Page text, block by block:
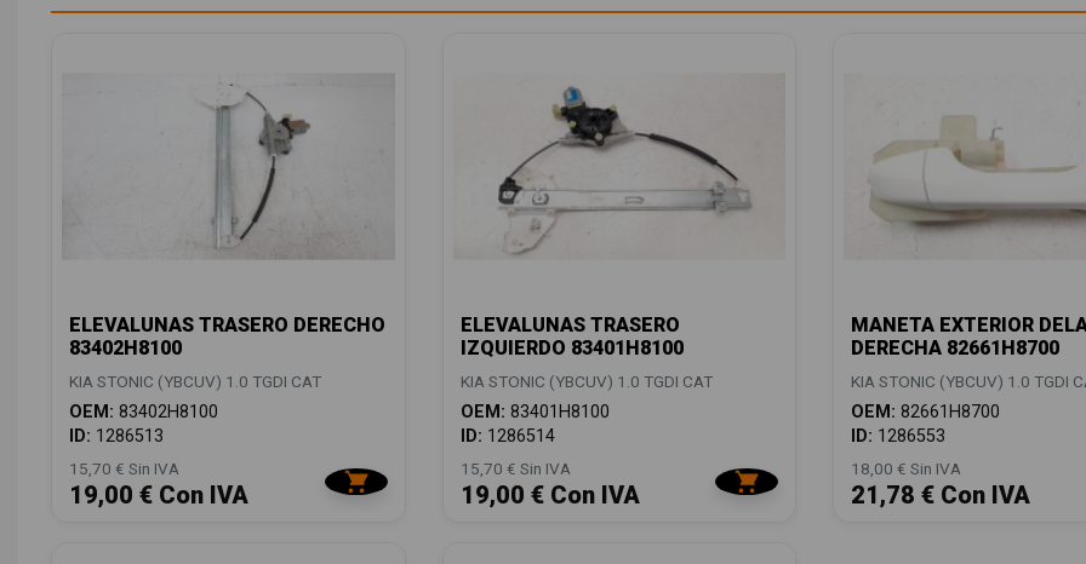
ELEVALUNAS TRASERO DERECHO
83402H8100
KIA STONIC (YBCUV) 1.0 TGDI CAT
OEM: 83402H8100
ID: 1286513
15,70 € Sin IVA
19,00 € Con IVA
ELEVALUNAS TRASERO
IZQUIERDO 83401H8100
KIA STONIC (YBCUV) 1.0 TGDI CAT
OEM: 83401H8100
ID: 1286514
15,70 € Sin IVA
19,00 € Con IVA
MANETA EXTERIOR
DERECHA 82661H8700
KIA STONIC (YBCUV) 1.0 TGDI
OEM: 82661H8700
ID: 1286553
18,00 € Sin IVA
21,78 € Con IVA